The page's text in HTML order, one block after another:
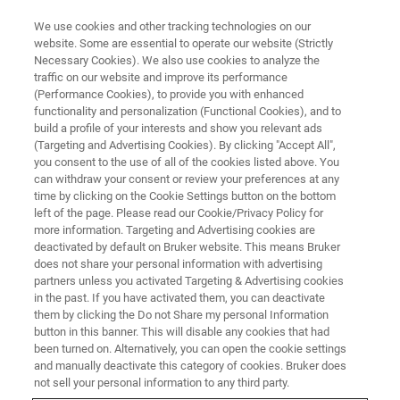
XRD/XRF User Meeting 2024
16. SEPTEMBER BIS ZUM 20. SEPTEMBER 2024
XRD / XRF User Meeting 2024 in
Karlsruhe und Ettlingen
We use cookies and other tracking technologies on our
website. Some are essential to operate our website (Strictly
Necessary Cookies). We also use cookies to analyze the
traffic on our website and improve its performance
(Performance Cookies), to provide you with enhanced
functionality and personalization (Functional Cookies), and to
build a profile of your interests and show you relevant ads
(Targeting and Advertising Cookies). By clicking "Accept All",
you consent to the use of all of the cookies listed above. You
can withdraw your consent or review your preferences at any
time by clicking on the Cookie Settings button on the bottom
left of the page. Please read our Cookie/Privacy Policy for
more information. Targeting and Advertising cookies are
deactivated by default on Bruker website. This means Bruker
does not share your personal information with advertising
partners unless you activated Targeting & Advertising cookies
in the past. If you have activated them, you can deactivate
them by clicking the Do not Share my personal Information
button in this banner. This will disable any cookies that had
been turned on. Alternatively, you can open the cookie settings
and manually deactivate this category of cookies. Bruker does
not sell your personal information to any third party.